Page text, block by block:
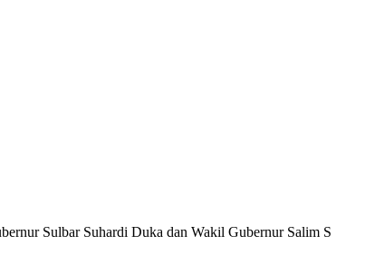
Sulbar Suhardi Duka dan Wakil Gubernur Salim S